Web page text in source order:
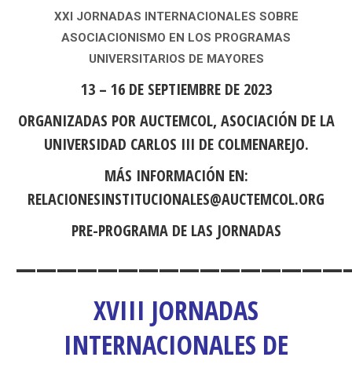
XXI JORNADAS INTERNACIONALES SOBRE
ASOCIACIONISMO EN LOS PROGRAMAS
UNIVERSITARIOS DE MAYORES
13 – 16 DE SEPTIEMBRE DE 2023
ORGANIZADAS POR AUCTEMCOL, ASOCIACIÓN DE LA
UNIVERSIDAD CARLOS III DE COLMENAREJO.
MÁS INFORMACIÓN EN:
RELACIONESINSTITUCIONALES@AUCTEMCOL.ORG
PRE-PROGRAMA DE LAS JORNADAS
XVIII JORNADAS
INTERNACIONALES DE